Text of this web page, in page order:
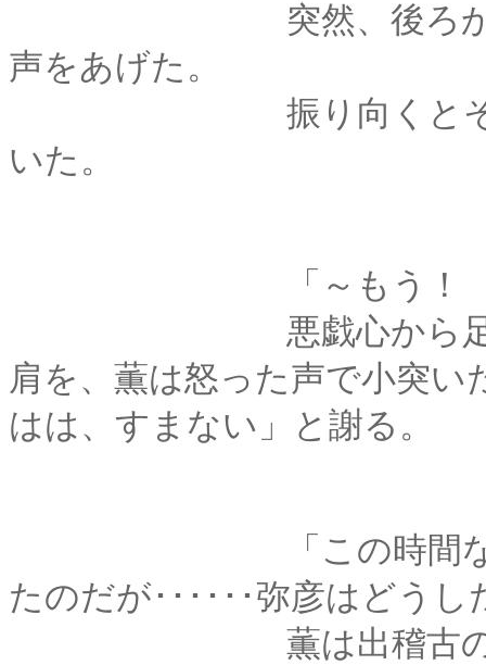
突然、後ろから肩を
声をあげた。
振り向くとそこには
いた。
「～もう！ びっく
悪戯心から足音をた
肩を、薫は怒った声で小突
はは、すまない」と謝る。
「この時間なら薫殿
たのだが･･････弥彦はどう
薫は出稽古の帰りで